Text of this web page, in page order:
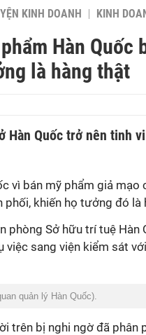
KINH DOANH KINH
Hàn Quốc
là hàng thật
Hàn Quốc trở nên tinh
vì bán mỹ phẩm giả mạo
phối, khiến họ tưởng đó là
phòng Sở hữu trí tuệ Hàn
việc sang viện kiểm sát
quản lý Hàn Quốc).
trên bị nghi ngờ đã phân